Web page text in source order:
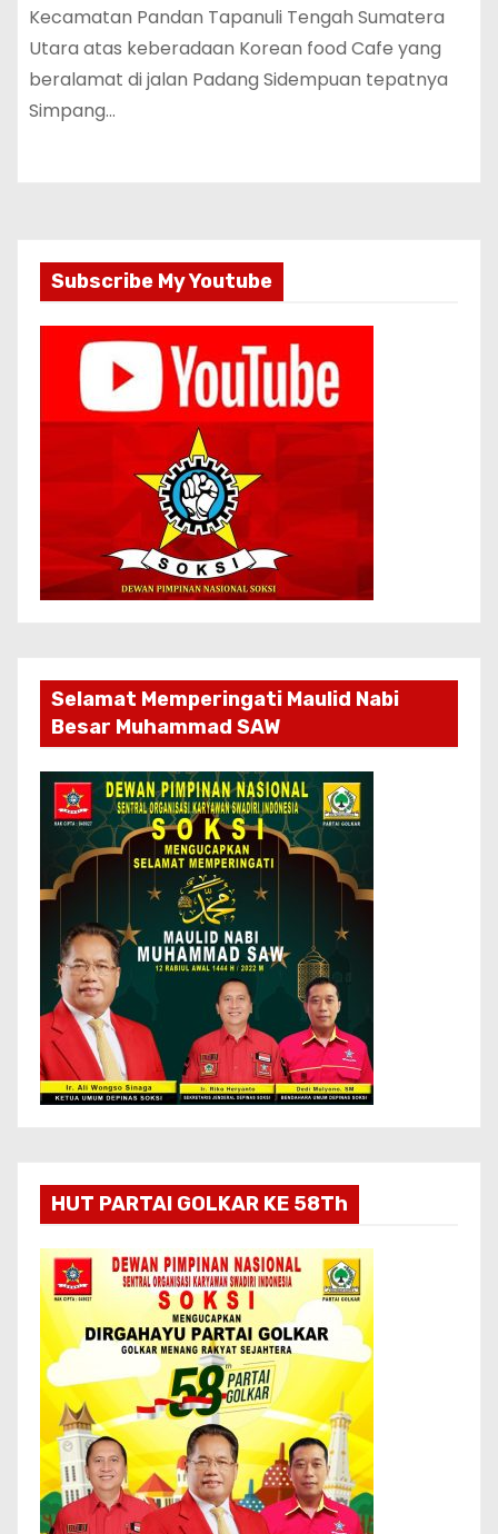
Kecamatan Pandan Tapanuli Tengah Sumatera
Utara atas keberadaan Korean food Cafe yang
beralamat di jalan Padang Sidempuan tepatnya
Simpang…
Subscribe My Youtube
Selamat Memperingati Maulid Nabi
Besar Muhammad SAW
HUT PARTAI GOLKAR KE 58Th